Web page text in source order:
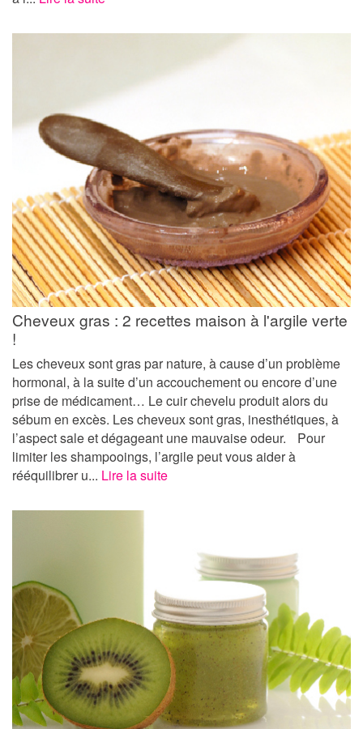
Cheveux gras : 2 recettes maison à l'argile verte
!
Les cheveux sont gras par nature, à cause d’un problème
hormonal, à la suite d’un accouchement ou encore d’une
prise de médicament… Le cuir chevelu produit alors du
sébum en excès. Les cheveux sont gras, inesthétiques, à
l’aspect sale et dégageant une mauvaise odeur. Pour
limiter les shampooings, l’argile peut vous aider à
rééquilibrer u... Lire la suite